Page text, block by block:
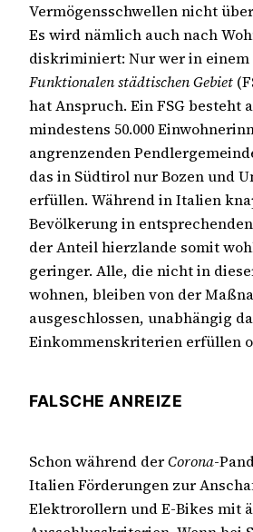
Vermögensschwellen nicht
Es wird nämlich auch nach
diskriminiert: Nur wer in einem
Funktionalen städtischen Gebiet
hat Anspruch. Ein FSG besteht
mindestens 50.000
angrenzenden
das in Südtirol nur Bozen und
erfüllen. Während in Italien
Bevölkerung in
der Anteil hierzlande somit
geringer. Alle, die nicht in
wohnen, bleiben von der
ausgeschlossen, unabhängig
Einkommenskriterien erfüllen
FALSCHE ANREIZE
Schon während derCorona-
Italien Förderungen zur
Elektrorollern und E-Bikes mit